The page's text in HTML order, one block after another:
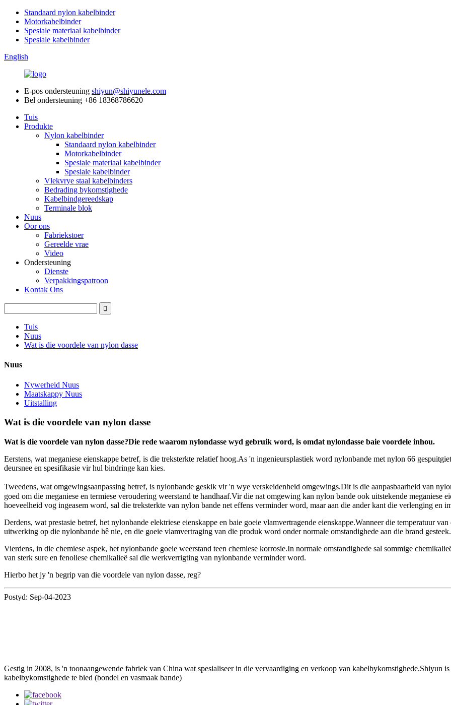
Standaard nylon kabelbinder
Motorkabelbinder
Spesiale materiaal kabelbinder
Spesiale kabelbinder
English
E-pos ondersteuning shiyun@shiyunele.com
Bel ondersteuning +86 18368786620
Tuis
Produkte
Nylon kabelbinder
Standaard nylon kabelbinder
Motorkabelbinder
Spesiale materiaal kabelbinder
Spesiale kabelbinder
Vlekvrye staal kabelbinders
Bedrading bykomstighede
Kabelbindgereedskap
Terminale blok
Nuus
Oor ons
Fabriekstoer
Gereelde vrae
Video
Ondersteuning
Dienste
Verpakkingspatroon
Kontak Ons
Tuis
Nuus
Wat is die voordele van nylon dasse
Nuus
Nywerheid Nuus
Maatskappy Nuus
Uitstalling
Wat is die voordele van nylon dasse
Wat is die voordele van nylon dasse?Die rede waarom nylondasse wyd gebruik word, is omdat nylondasse baie voordele inhou.
Eerstens, wat meganiese eienskappe betref, is die treksterkte relatief hoog.As 'n ingenieursplastiek word nylonbande met nylon 66
deursnee en spesifikasie vir hul bindringe kan kies.
Tweedens, wat omgewingsaanpassing betref, is nylonbande geskik vir 'n wye verskeidenheid omgewings.Dit is die aanpasbaarheid van
goed om die meganiese en termiese veroudering weerstand te handhaaf.Vir die nat omgewing kan nylon bande ook uitstekende meganiese
hoeveelheid vog ingeasem word, sal die treksterkte van nylon bande net effens verminder word, maar aan die ander kant die verlenging en
Derdens, wat prestasie betref, het nylonbande elektriese eienskappe en baie goeie vlamvertragende eienskappe.Wanneer die temperatuur
uitwerking op die nylonbande hê nie, en die goeie vlamvertraging van die produk word onder normale omstandighede aan die brand gesteek.
Vierdens, in die chemiese aspek, het nylonbande goeie weerstand teen chemiese korrosie.In normale omstandighede sal sommige
van sterk sure en fenoliese chemikalieë sal die werkverrigting van nylonbande verminder word.
Hierbo het jy 'n begrip van die voordele van nylon dasse, reg?
Postyd: Sep-04-2023
Gestig in 2008, is 'n toonaangewende fabriek van China wat spesialiseer in die vervaardiging en verkoop van kabelbykomstighede.Shiyun
kabelbykomstighede te bied (bondel en vasmaak bande)